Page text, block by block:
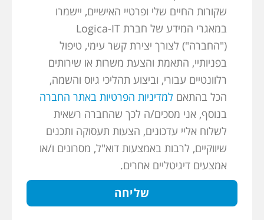
שקורות החיים שלי ופרטיי האישיים, יישמרו
במאגרי המידע של חברת Logica-IT
("החברה") לצורך יצירת קשר עימי, טיפול
בפניותיי, התאמת והצעת משרות או שירותים
רלוונטיים עבורי, וביצוע תהליכי גיוס והשמה,
הכל בהתאם למדיניות הפרטיות באתר החברה
בנוסף, אני מסכים/ה לכך שהחברה רשאית
לשלוח אליי עדכונים, הצעות תעסוקה ותכנים
שיווקיים, לרבות באמצעות דוא"ל, מסרונים ו/או
אמצעים דיגיטליים אחרים.